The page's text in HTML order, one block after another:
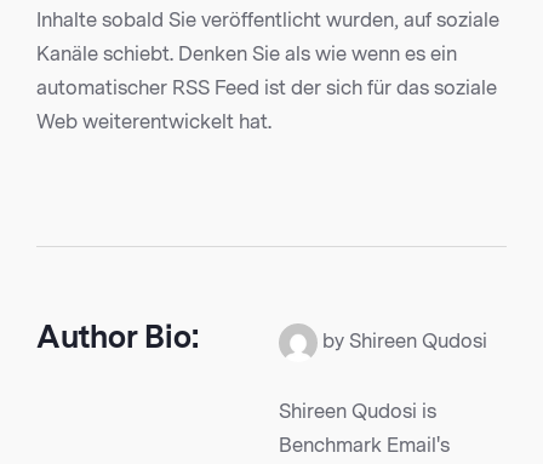
Inhalte sobald Sie veröffentlicht wurden, auf soziale
Kanäle schiebt. Denken Sie als wie wenn es ein
automatischer RSS Feed ist der sich für das soziale
Web weiterentwickelt hat.
Author Bio: by Shireen Qudosi
Shireen Qudosi is
Benchmark Email's